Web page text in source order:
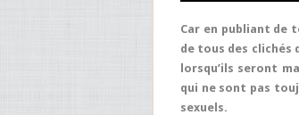
Car en publiant de
de tous des clichés
lorsqu’ils seront
qui ne sont pas
sexuels.